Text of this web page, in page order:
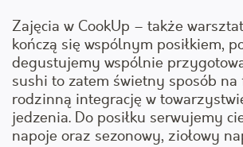
Zajęcia w CookUp – także
kończą się wspólnym posiłkiem,
degustujemy wspólnie
sushi to zatem świetny sposób
rodzinną integrację w
jedzenia. Do posiłku serwujemy
napoje oraz sezonowy, ziołowy